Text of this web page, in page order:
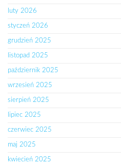
luty 2026
styczeń 2026
grudzień 2025
listopad 2025
październik 2025
wrzesień 2025
sierpień 2025
lipiec 2025
czerwiec 2025
maj 2025
kwiecień 2025